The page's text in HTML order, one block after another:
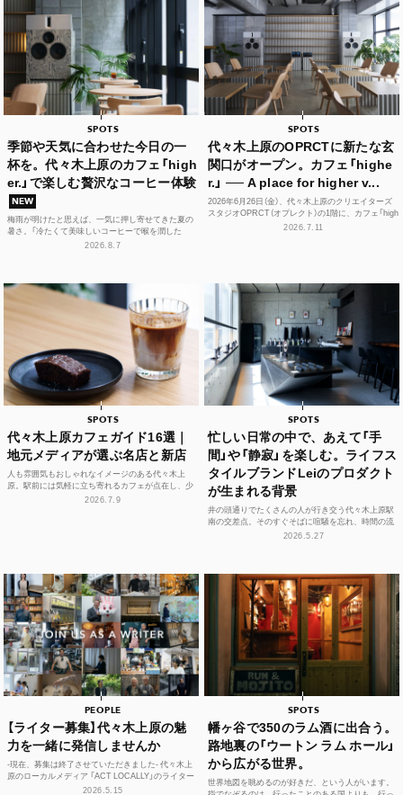
SPOTS
季節や天気に合わせた今日の一
杯を。代々木上原のカフェ「high
er.」で楽しむ贅沢なコーヒー体験
NEW
梅雨が明けたと思えば、一気に押し寄せてきた夏の
暑さ。「冷たくて美味しいコーヒーで喉を潤した
い！」そんな思いを叶えてくれるカフェが、この夏、
2026.8.7
SPOTS
代々木上原のOPRCTに新たな玄
関口がオープン。カフェ「highe
r.」 ── A place for higher v...
2026年6月26日（金）、代々木上原のクリエイターズ
スタジオOPRCT（オプレクト）の1階に、カフェ「high
er.」（ハイアー）がグランドオープンし...
2026.7.11
SPOTS
代々木上原カフェガイド16選｜
地元メディアが選ぶ名店と新店
人も雰囲気もおしゃれなイメージのある代々木上
原。駅前には気軽に立ち寄れるカフェが点在し、少
し歩けば、コーヒーやスイーツ、空間づくりにこだ
2026.7.9
SPOTS
忙しい日常の中で、あえて「手
間」や「静寂」を楽しむ。ライフス
タイルブランドLeiのプロダクト
が生まれる背景
井の頭通りでたくさんの人が行き交う代々木上原駅
南の交差点。そのすぐそばに喧騒を忘れ、時間の流
れや感性をフラットに整えられる空間があります。
2026.5.27
PEOPLE
【ライター募集】代々木上原の魅
力を一緒に発信しませんか
-現在、募集は終了させていただきました- 代々木上
原のローカルメディア 「ACT LOCALLY」のライター
募集！ 世界中にある個性豊かな街に負けない魅...
2026.5.15
SPOTS
幡ヶ谷で350のラム酒に出合う。
路地裏の「ウートン ラム ホール」
から広がる世界。
世界地図を眺めるのが好きだ、という人がいます。